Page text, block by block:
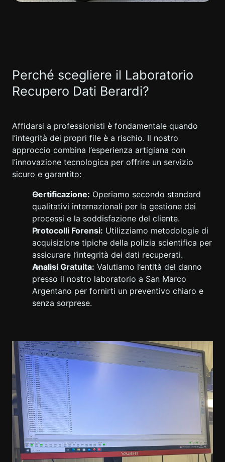
Perché scegliere il Laboratorio
Recupero Dati Berardi?
Affidarsi a professionisti è fondamentale quando
l’integrità dei propri file è a rischio. Il nostro
approccio combina l’esperienza artigiana con
l’innovazione tecnologica per offrire un servizio
sicuro e garantito:
Certificazione: Operiamo secondo standard
qualitativi internazionali per la gestione dei
processi e la soddisfazione del cliente.
Protocolli Forensi: Utilizziamo metodologie di
acquisizione tipiche della polizia scientifica per
assicurare l’integrità dei dati recuperati.
Analisi Gratuita: Valutiamo l’entità del danno
presso il nostro laboratorio a San Marco
Argentano per fornirti un preventivo chiaro e
senza sorprese.